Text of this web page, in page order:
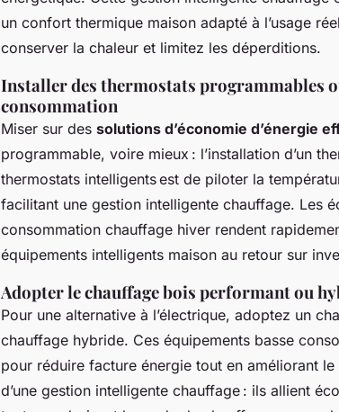
un confort thermique maison adapté à l’usage
conserver la chaleur et limitez les déperditions.
Installer des thermostats programmables
consommation
Miser sur des solutions d’économie d’énergie
programmable, voire mieux : l’installation d’un
thermostats intelligents est de piloter la
facilitant une gestion intelligente chauffage. Les
consommation chauffage hiver rendent
équipements intelligents maison au retour sur
Adopter le chauffage bois performant ou
Pour une alternative à l’électrique, adoptez un
chauffage hybride. Ces équipements basse
pour réduire facture énergie tout en améliorant
d’une gestion intelligente chauffage : ils allient